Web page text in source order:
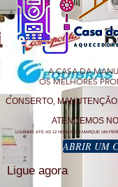
A CASA DA
OS MELHORES
CONSERTO,
ATENDEMOS
LIGANDO ATE AS 12 HORAS OU MARQUE UM
ABRIR UM
Ligue agora